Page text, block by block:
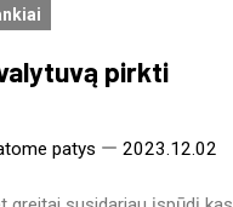
pirkti
patys 2023.12.02